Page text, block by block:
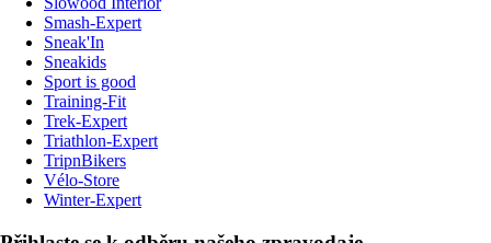
Smash-Expert
Sneak'In
Sneakids
Sport is good
Training-Fit
Trek-Expert
Triathlon-Expert
TripnBikers
Vélo-Store
Winter-Expert